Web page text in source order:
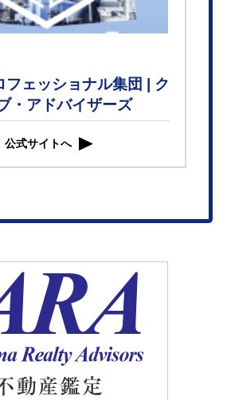
フェッショナル集団 | ク
・アドバイザーズ
公式サイトへ